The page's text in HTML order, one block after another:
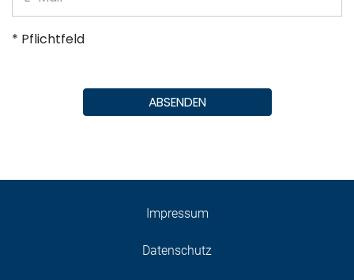
* Pflichtfeld
ABSENDEN
Impressum
Datenschutz